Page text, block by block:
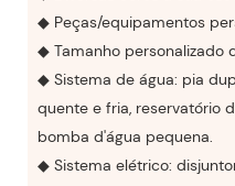
◆ Peças/equipamentos
◆ Tamanho personalizado
◆ Sistema de água: pia
quente e fria, reservatório
bomba d'água pequena.
◆ Sistema elétrico: